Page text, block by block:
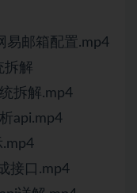
邮箱配置.mp4
解
拆解.mp4
api.mp4
接口.mp4